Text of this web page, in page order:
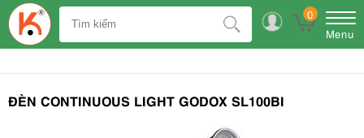
0
Menu
ĐÈN CONTINUOUS LIGHT GODOX SL100BI